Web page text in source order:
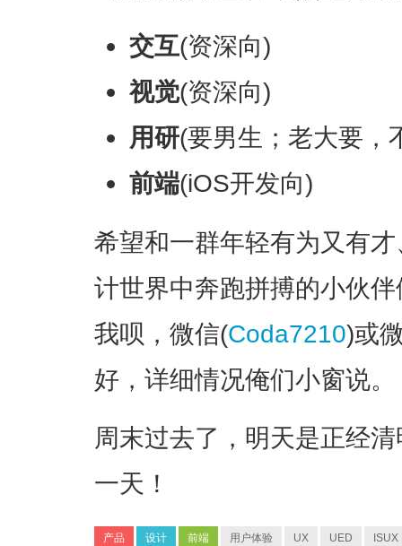
交互(资深向)
视觉(资深向)
用研(要男生；老大要，
前端(iOS开发向)
希望和一群年轻有为又有
计世界中奔跑拼搏的小伙
我呗，微信(Coda7210)或
好，详细情况俺们小窗说。
周末过去了，明天是正经
一天！
产品 设计 前端 用户体验 UX UED ISUX